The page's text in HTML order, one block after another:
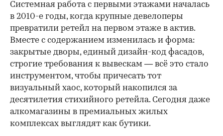
Системная работа с первыми этажами началась
в 2010-е годы, когда крупные девелоперы
превратили ретейл на первом этаже в актив.
Вместе с содержанием изменилась и форма:
закрытые дворы, единый дизайн-код фасадов,
строгие требования к вывескам — всё это стало
инструментом, чтобы причесать тот
визуальный хаос, который накопился за
десятилетия стихийного ретейла. Сегодня даже
алкомагазины в премиальных жилых
комплексах выглядят как бутики.